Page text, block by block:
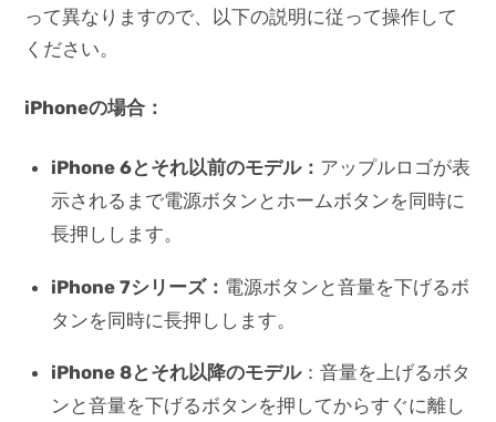
って異なりますので、以下の説明に従って操作して
ください。
iPhoneの場合：
iPhone 6とそれ以前のモデル： アップルロゴが表
示されるまで電源ボタンとホームボタンを同時に
長押しします。
iPhone 7シリーズ： 電源ボタンと音量を下げるボ
タンを同時に長押しします。
iPhone 8とそれ以降のモデル：音量を上げるボタ
ンと音量を下げるボタンを押してからすぐに離し